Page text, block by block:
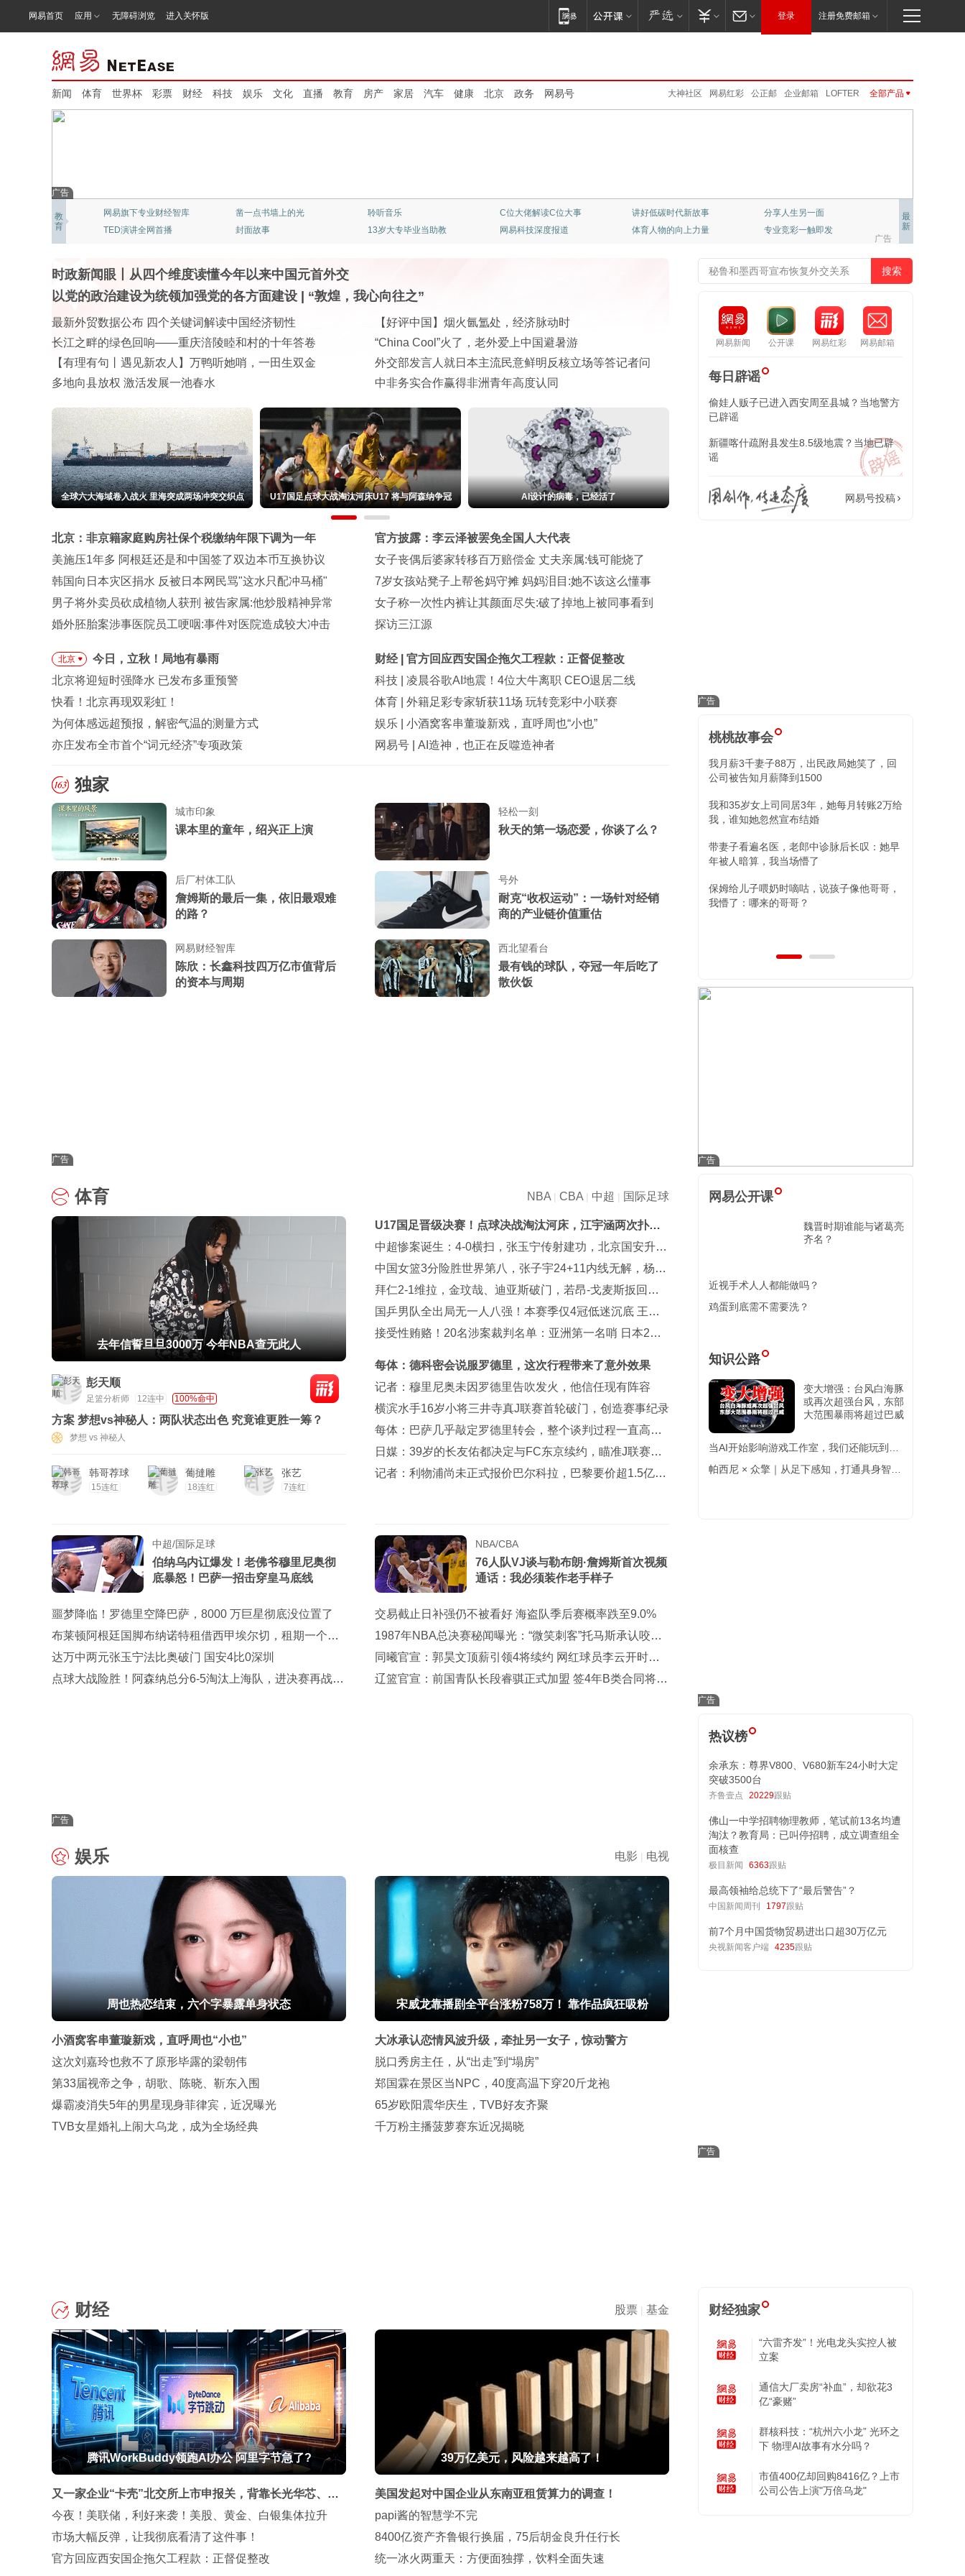
网易首页 应用 无障碍浏览 进入关怀版 登录 注册免费邮箱
新闻 体育 世界杯 彩票 财经 科技 娱乐 文化 直播 教育 房产 家居 汽车 健康 北京 政务 网易号 LOFTER
企业邮箱
公正邮
网易红彩
大神社区
新闻客户端
UU远程
CC语音
云音乐
邮箱大师
全部产品
大话2 梦幻西游手游
大唐无双
率士之滨
哈利波特.魔法觉醒
天下手游
明日之后
逆水寒
广告
教
育
最
新
网易新闻：猫头鹰视频
“清流”穿越迷雾
北京大学：精品公开课
《态℃》网易科技频道
清华大学：大师云集
专业竞彩一触即发
不止是看客
《我的爸爸是条龙》
顶级学府：哈佛大学课程
红彩，只做专业预测
置业推荐
网易非虚构写作平台
广告
时政新闻眼丨从四个维度读懂今年以来中国元首外交
以党的政治建设为统领加强党的各方面建设
“敦煌，我心向往之”
最新外贸数据公布 四个关键词解读中国经济韧性
长江之畔的绿色回响——重庆涪陵睦和村的十年答卷
【有理有句丨遇见新农人】万鸭听她哨，一田生双金
多地向县放权 激活发展一池春水
【好评中国】烟火氤氲处，经济脉动时
“China Cool”火了，老外爱上中国避暑游
外交部发言人就日本主流民意鲜明反核立场等答记者问
中非务实合作赢得非洲青年高度认同
包上恩穿青花吊带长裙搭蓝色开衫 清新灵动 越7全球首秀 传祺开始进攻方盒子越野 全球六大海域卷入战火 里海突成两场冲突交织点
网易新闻 公开课 网易红彩 网易邮箱
每日辟谣
偷娃人贩子已进入西安周至县城？当地警方
已辟谣
新疆喀什疏附县发生8.5级地震？当地已辟
谣
网易号投稿
北京：非京籍家庭购房社保个税缴纳年限下调为一年
美施压1年多 阿根廷还是和中国签了双边本币互换协议
韩国向日本灾区捐水 反被日本网民骂"这水只配冲马桶"
男子将外卖员砍成植物人获刑 被告家属:他炒股精神异常
婚外胚胎案涉事医院员工哽咽:事件对医院造成较大冲击
官方披露：李云泽被罢免全国人大代表
女子丧偶后婆家转移百万赔偿金 丈夫亲属:钱可能烧了
7岁女孩站凳子上帮爸妈守摊 妈妈泪目:她不该这么懂事
女子称一次性内裤让其颜面尽失:破了掉地上被同事看到
探访三江源
北京
今日，立秋！局地有暴雨
北京将迎短时强降水 已发布多重预警
快看！北京再现双彩虹！
为何体感远超预报，解密气温的测量方式
亦庄发布全市首个“词元经济”专项政策
财经
官方回应西安国企拖欠工程款：正督促整改
科技
凌晨谷歌AI地震！4位大牛离职 CEO退居二线
体育
外籍足彩专家斩获11场 玩转竞彩中小联赛
娱乐
小酒窝客串董璇新戏，直呼周也“小也”
网易号
AI造神，也正在反噬造神者
独家
城市印象
课本里的童年，绍兴正上演
轻松一刻
秋天的第一场恋爱，你谈了么？
后厂村体工队
詹姆斯的最后一集，依旧最艰难
的路？
号外
耐克“收权运动”：一场针对经销
商的产业链价值重估
网易财经智库
陈欣：长鑫科技四万亿市值背后
的资本与周期
西北望看台
最有钱的球队，夺冠一年后吃了
散伙饭
广告
桃桃故事会
我月薪3千妻子88万，出民政局她笑了，回
公司被告知月薪降到1500
我和35岁女上司同居3年，她每月转账2万给
我，谁知她忽然宣布结婚
带妻子看遍名医，老郎中诊脉后长叹：她早
年被人暗算，我当场懵了
保姆给儿子喂奶时嘀咕，说孩子像他哥哥，
我懵了：哪来的哥哥？
体育 NBA | CBA | 中超 | 国际足球
去年信誓旦旦3000万 今年NBA查无此人
彭天顺
足篮分析师 12连中 100%命中
方案 梦想vs神秘人：两队状态出色 究竟谁更胜一筹？
梦想 vs 神秘人
韩哥荐球
15连红
葡撻雕
18连红
张艺
7连红
U17国足晋级决赛！点球决战淘汰河床，江宇涵两次扑
点，再战阿森纳
中超惨案诞生：4-0横扫，张玉宁传射建功，北京国安升到
第3
中国女篮3分险胜世界第八，张子宇24+11内线无解，杨舒
予12+6王思雨7+5
拜仁2-1维拉，金玟哉、迪亚斯破门，若昂-戈麦斯扳回一
城
国乒男队全出局无一人八强！本赛季仅4冠低迷沉底 王楚
钦仍独扛大旗
接受性贿赂！20名涉案裁判名单：亚洲第一名哨 日本2主
每体：德科密会说服罗德里，这次行程带来了意外效果
记者：穆里尼奥未因罗德里告吹发火，他信任现有阵容
横滨水手16岁小将三井寺真J联赛首轮破门，创造赛事纪录
每体：巴萨几乎敲定罗德里转会，整个谈判过程一直高度
保密
日媒：39岁的长友佑都决定与FC东京续约，瞄准J联赛冠
军梦
记者：利物浦尚未正式报价巴尔科拉，巴黎要价超1.5亿欧
中超/国际足球
伯纳乌内讧爆发！老佛爷穆里尼奥彻
底暴怒！巴萨一招击穿皇马底线
噩梦降临！罗德里空降巴萨，8000 万巨星彻底没位置了
布莱顿阿根廷国脚布纳诺特租借西甲埃尔切，租期一个赛
季
达万中两元张玉宁法比奥破门 国安4比0深圳
点球大战险胜！阿森纳总分6-5淘汰上海队，进决赛再战
NBA/CBA
76人队VJ谈与勒布朗·詹姆斯首次视频
通话：我必须装作老手样子
交易截止日补强仍不被看好 海盗队季后赛概率跌至9.0%
1987年NBA总决赛秘闻曝光：“微笑刺客”托马斯承认咬
过“酋长”帕里什
同曦官宣：郭昊文顶薪引领4将续约 网红球员李云开时隔
一年回归
辽篮官宣：前国青队长段睿骐正式加盟 签4年B类合同将穿
广告
娱乐 电影 | 电视
周也热恋结束，六个字暴露单身状态
小酒窝客串董璇新戏，直呼周也“小也”
这次刘嘉玲也救不了原形毕露的梁朝伟
第33届视帝之争，胡歌、陈晓、靳东入围
爆霸凌消失5年的男星现身菲律宾，近况曝光
TVB女星婚礼上闹大乌龙，成为全场经典
宋威龙靠播剧全平台涨粉758万！ 靠作品疯狂吸粉
大冰承认恋情风波升级，牵扯另一女子，惊动警方
脱口秀房主任，从“出走”到“塌房”
郑国霖在景区当NPC，40度高温下穿20斤龙袍
65岁欧阳震华庆生，TVB好友齐聚
千万粉主播菠萝赛东近况揭晓
网易公开课
魏晋时期谁能与诸葛亮
齐名？
近视手术人人都能做吗？
鸡蛋到底需不需要洗？
知识公路
变大增强：台风白海豚
或再次超强台风，东部
大范围暴雨将超过巴威
当AI开始影响游戏工作室，我们还能玩到好
游戏吗？游戏开发会被消
帕西尼 × 众擎｜从足下感知，打通具身智能
热议榜
余承东：尊界V800、V680新车24小时大定
突破3500台
齐鲁壹点 20229跟贴
佛山一中学招聘物理教师，笔试前13名均遭
淘汰？教育局：已叫停招聘，成立调查组全
面核查
极目新闻 6363跟贴
最高领袖给总统下了“最后警告”？
中国新闻周刊 1797跟贴
前7个月中国货物贸易进出口超30万亿元
央视新闻客户端 4235跟贴
财经 股票 | 基金
腾讯WorkBuddy领跑AI办公 阿里字节急了? 39万亿美元，风险越来越高了！
又一家企业“卡壳”北交所上市申报关，背靠长光华芯、华
工科技两大上市公司，华日激光闯关A股缘何掉队？
美国发起对中国企业从东南亚租赁算力的调查！
今夜！美联储，利好来袭！美股、黄金、白银集体拉升
papi酱的智慧学不完
市场大幅反弹，让我彻底看清了这件事！
8400亿资产齐鲁银行换届，75后胡金良升任行长
官方回应西安国企拖欠工程款：正督促整改
统一冰火两重天：方便面独撑，饮料全面失速
财经独家
“六雷齐发”！光电龙头实控人被
立案
通信大厂卖房“补血”，却欲花3
亿“豪赌”
群核科技：“杭州六小龙” 光环之
下 物理AI故事有水分吗？
市值400亿却回购8416亿？上市
公司公告上演"万倍乌龙"